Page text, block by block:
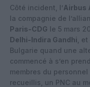
Côté incident, l’Airbus
la compagnie de
Paris-CDG le 5 mars
Delhi-Indira Gandhi ,
Bulgarie quand une
commencé à s’en
membres du
recueillis, un PNC au